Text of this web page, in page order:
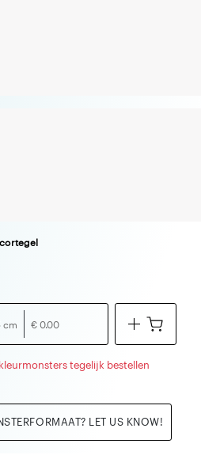
cm € 0.00
tegelijk bestellen
LET US KNOW!